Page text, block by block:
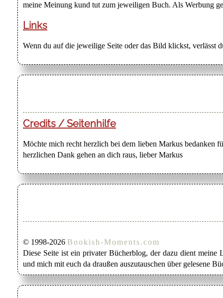
meine Meinung kund tut zum jeweiligen Buch. Als Werbung
Links
Wenn du auf die jeweilige Seite oder das Bild klickst, verlässt
Credits / Seitenhilfe
Möchte mich recht herzlich bei dem lieben Markus bedanken
herzlichen Dank gehen an dich raus, lieber Markus
© 1998-2026 Bookish-Moments.com
Diese Seite ist ein privater Bücherblog, der dazu dient meine
und mich mit euch da draußen auszutauschen über gelesene